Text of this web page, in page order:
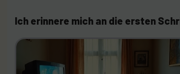
Ich erinnere mich an die ersten